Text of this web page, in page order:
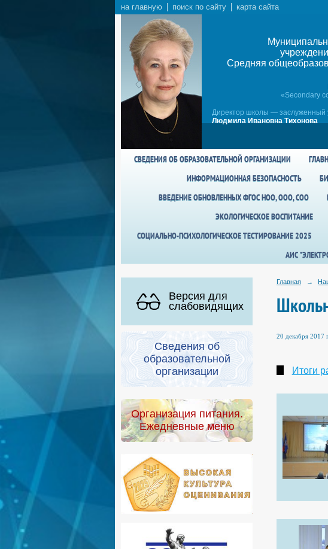
на главную поиск по сайту карта сайта
Средняя
«Secondary
Директор школы — заслуженный
Людмила Ивановна Тихонова
СВЕДЕНИЯ ОБ ОБРАЗОВАТЕЛЬНОЙ ОРГАНИЗАЦИИ
ИНФОРМАЦИОННАЯ БЕЗОПАСНОСТЬ
ВВЕДЕНИЕ ОБНОВЛЕННЫХ ФГОС НОО, ООО, СОО
ЭКОЛОГИЧЕСКОЕ ВОСПИТАНИЕ
СОЦИАЛЬНО-ПСИХОЛОГИЧЕСКОЕ ТЕСТИРОВАНИЕ 2025
АИС
Версия для
слабовидящих
Сведения об
образовательной
организации
Организация питания.
Ежедневные меню
Главная →
20 декабря 2017
Итоги